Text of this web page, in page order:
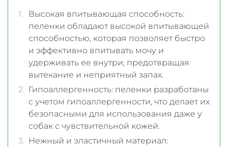
Высокая впитывающая способность:
пеленки обладают высокой впитывающей
способностью, которая позволяет быстро
и эффективно впитывать мочу и
удерживать ее внутри, предотвращая
вытекание и неприятный запах.
Гипоаллергенность: пеленки разработаны
с учетом гипоаллергенности, что делает их
безопасными для использования даже у
собак с чувствительной кожей.
Нежный и эластичный материал: